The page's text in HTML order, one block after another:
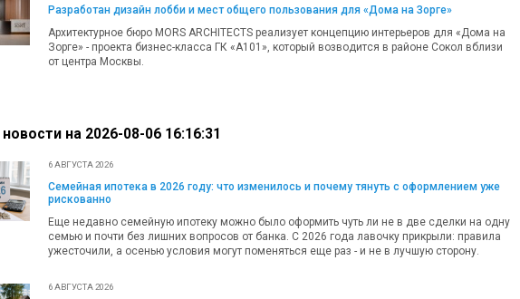
Разработан дизайн лобби и мест общего пользования для «Дома на Зорге»
Архитектурное бюро MORS ARCHITECTS реализует концепцию интерьеров для «Дома на
Зорге» - проекта бизнес-класса ГК «А101», который возводится в районе Сокол вблизи
от центра Москвы.
на 2026-08-06 16:16:31
6 АВГУСТА 2026
Семейная ипотека в 2026 году: что изменилось и почему тянуть с оформлением уже
рискованно
Еще недавно семейную ипотеку можно было оформить чуть ли не в две сделки на одну
семью и почти без лишних вопросов от банка. С 2026 года лавочку прикрыли: правила
ужесточили, а осенью условия могут поменяться еще раз - и не в лучшую сторону.
6 АВГУСТА 2026